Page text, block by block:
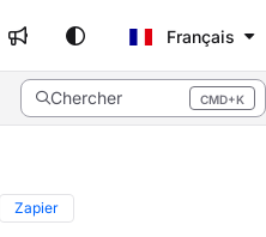
Français
Chercher CMD+K
Press CMD+K to open search
Zapier